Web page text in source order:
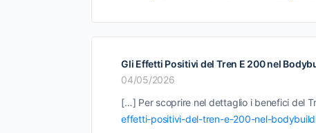
Gli Effetti Positivi del Tren E 200 nel
04/05/2026
[…] Per scoprire nel dettaglio i benefici del
effetti-positivi-del-tren-e-200-nel-